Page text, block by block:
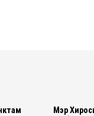
Мэр